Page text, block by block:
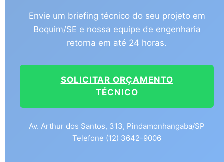
Envie um briefing técnico do seu projeto em
Boquim/SE e nossa equipe de engenharia
retorna em até 24 horas.
SOLICITAR ORÇAMENTO
TÉCNICO
Av. Arthur dos Santos, 313, Pindamonhangaba/SP
Telefone (12) 3642-9006